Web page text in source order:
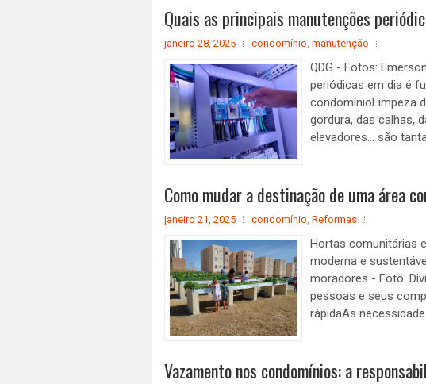
Quais as principais manutenções
janeiro 28, 2025 condomínio, manutenção
QDG - Fotos:
periódicas em dia é
condomínioLimpeza
gordura, das calhas,
elevadores… são
Como mudar a destinação de uma área
janeiro 21, 2025 condomínio, Reformas
Hortas comunitárias
moderna e
moradores - Foto:
pessoas e seus
rápidaAs
Vazamento nos condomínios: a